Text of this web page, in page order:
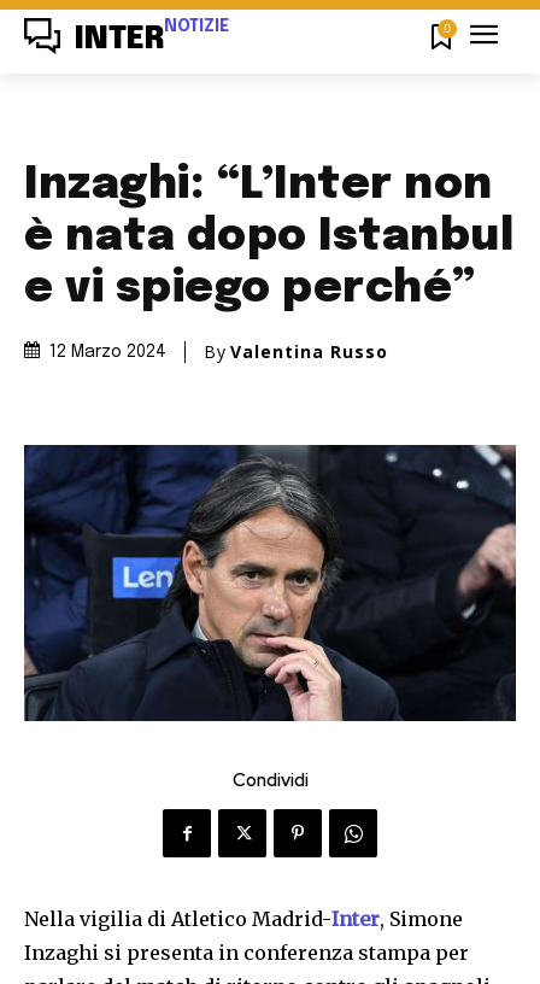
INTER NOTIZIE 0
Inzaghi: “L’Inter non
è nata dopo Istanbul
e vi spiego perché”
12 Marzo 2024 By Valentina Russo
Condividi
Nella vigilia di Atletico Madrid-Inter, Simone
Inzaghi si presenta in conferenza stampa per